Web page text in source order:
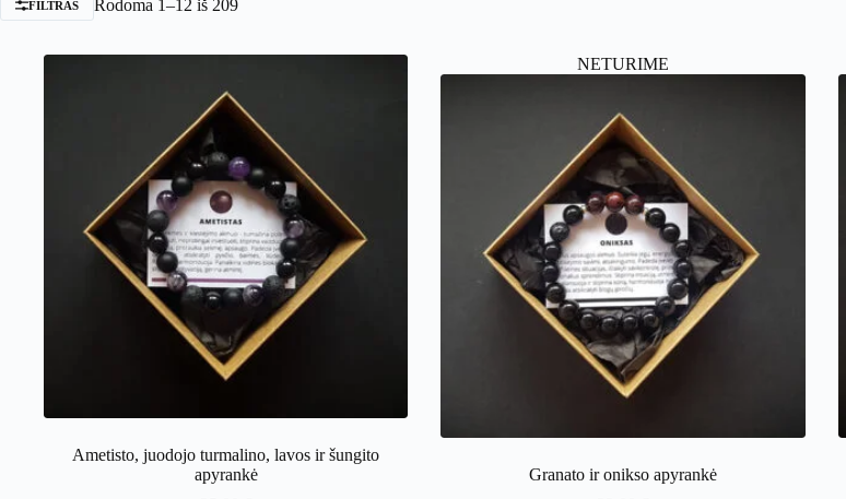
FILTRAS Rodoma 1–12 iš 209
Ametisto, juodojo turmalino, lavos ir šungito
apyrankė
NETURIME
Granato ir onikso apyrankė